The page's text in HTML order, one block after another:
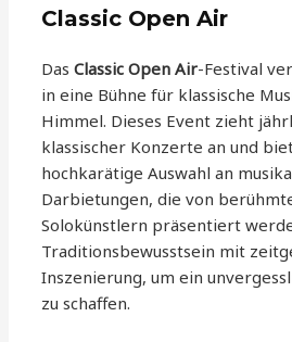
Classic Open Air
DasClassic Open Air-Festival
in eine Bühne für klassische
Himmel. Dieses Event zieht
klassischer Konzerte an und
hochkarätige Auswahl an
Darbietungen, die von
Solokünstlern präsentiert
Traditionsbewusstsein mit
Inszenierung, um ein
zu schaffen.